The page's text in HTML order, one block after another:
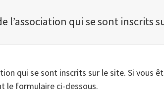
l’association qui se sont inscrits
qui se sont inscrits sur le site. Si vous
le formulaire ci-dessous.